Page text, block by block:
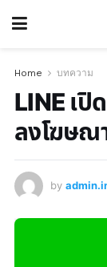
Home บทความ
LINE เปิ
ลงโฆษณ
by